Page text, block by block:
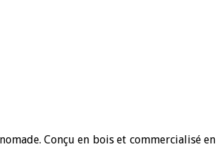
Conçu en bois et commercialisé en